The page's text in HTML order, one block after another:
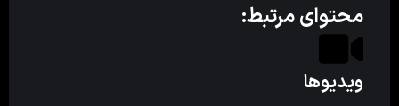
محتوای مرتبط:
ویدیوها